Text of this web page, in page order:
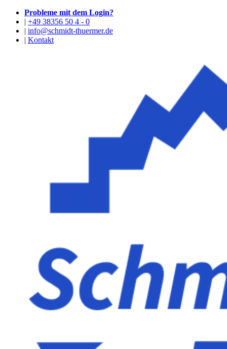
Probleme mit dem Login?
| +49 38356 50 4 - 0
| info@schmidt-thuermer.de
| Kontakt